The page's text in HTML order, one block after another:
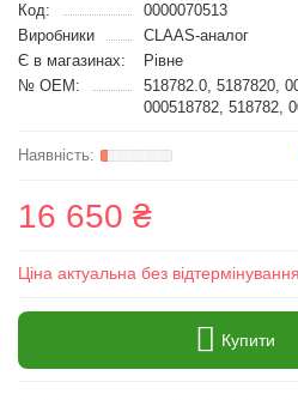
Код:
0000070513
Виробники
CLAAS-аналог
Є в магазинах:
Рівне
№ OEM:
518782.0, 5187820,
000518782, 518782,
16 650 ₴
Ціна актуальна без
Купити